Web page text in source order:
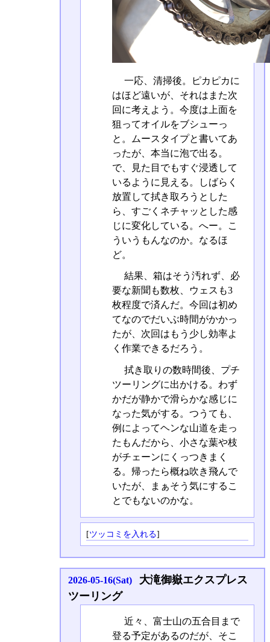
一応、清掃後。ピカピカに
はほど遠いが、それはまた次
回に考えよう。今度は上面を
狙ってオイルをブシューっ
と。ムースタイプと書いてあ
ったが、本当に泡で出る。
で、見た目でもすぐ浸透して
いるように見える。しばらく
放置して拭き取ろうとした
ら、すごくネチャッとした感
じに変化している。へー。こ
ういうもんなのか。なるほ
ど。
結果、箱はそう汚れず、必
要な新聞も数枚、ウェスも3
枚程度で済んだ。今回は初め
てなのでだいぶ時間がかかっ
たが、次回はもう少し効率よ
く作業できるだろう。
拭き取りの数時間後、プチ
ツーリングに出かける。わず
かだが静かで滑らかな感じに
なった気がする。つうても、
例によってヘンな山道を走っ
たもんだから、小さな葉や枝
がチェーンにくっつきまく
る。帰ったら概ね吹き飛んで
いたが、まぁそう気にするこ
とでもないのかな。
[ツッコミを入れる]
2026-05-16(Sat)
大滝御嶽エクスプレス
ツーリング
近々、富士山の五合目まで
登る予定があるのだが、そこ